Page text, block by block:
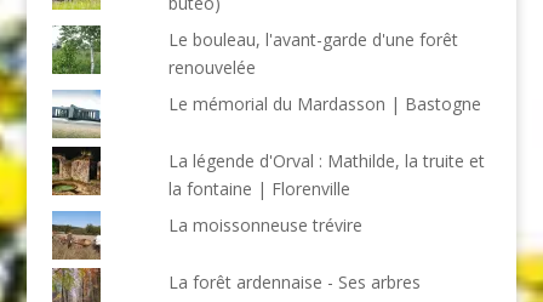
Le bouleau, l'avant-garde d'une forêt
renouvelée
Le mémorial du Mardasson | Bastogne
La légende d'Orval : Mathilde, la truite et
la fontaine | Florenville
La moissonneuse trévire
La forêt ardennaise - Ses arbres